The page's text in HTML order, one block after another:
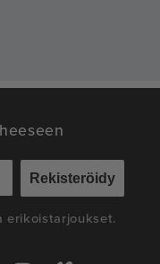
Rekisteröidy
erikoistarjoukset.